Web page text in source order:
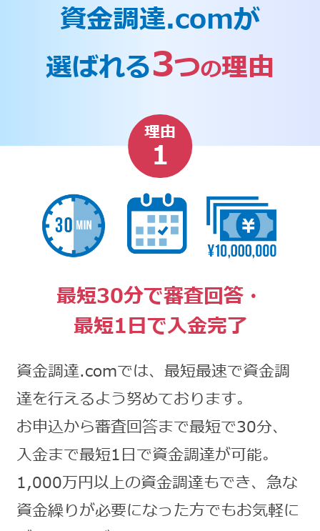
資金調達.comが
選ばれる3つの理由
理由
1
最短30分で審査回答・
最短1日で入金完了
資金調達.comでは、最短最速で資金調
達を行えるよう努めております。
お申込から審査回答まで最短で30分、
入金まで最短1日で資金調達が可能。
1,000万円以上の資金調達もでき、急な
資金繰りが必要になった方でもお気軽に